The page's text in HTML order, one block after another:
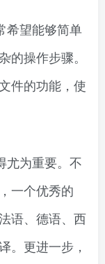
希望能够简单
的操作步骤。
件的功能，使
尤为重要。不
一个优秀的
语、德语、西
。更进一步，